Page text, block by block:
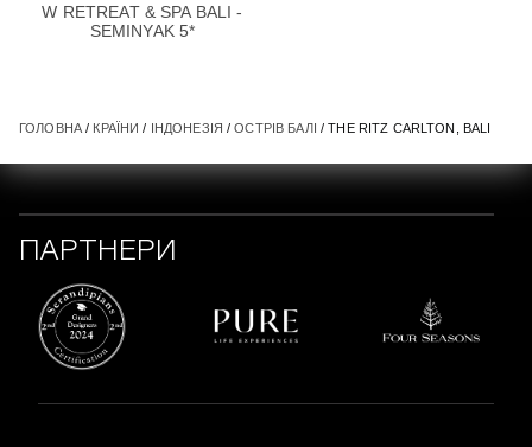
W RETREAT & SPA BALI -
SEMINYAK 5*
ГОЛОВНА/ КРАЇНИ / ІНДОНЕЗІЯ /ОСТРІВ БАЛІ / THE RITZ CARLTON, BALI
ПАРТНЕРИ